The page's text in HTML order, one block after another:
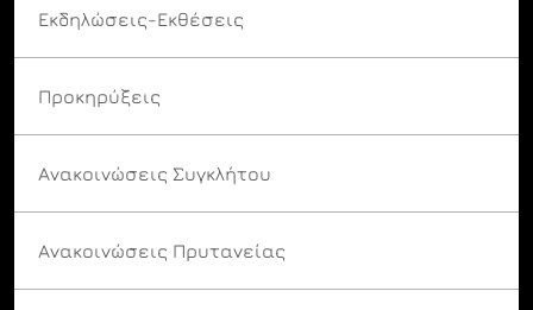
Εκδηλώσεις-Εκθέσεις
Προκηρύξεις
Ανακοινώσεις Συγκλήτου
Ανακοινώσεις Πρυτανείας